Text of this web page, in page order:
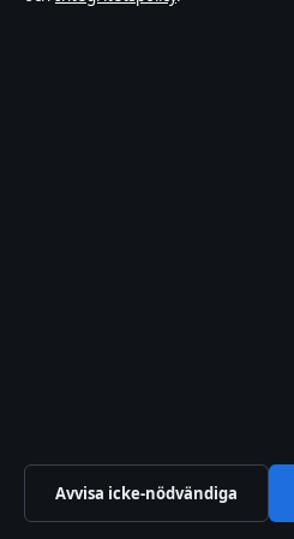
Avvisa icke-nödvändiga